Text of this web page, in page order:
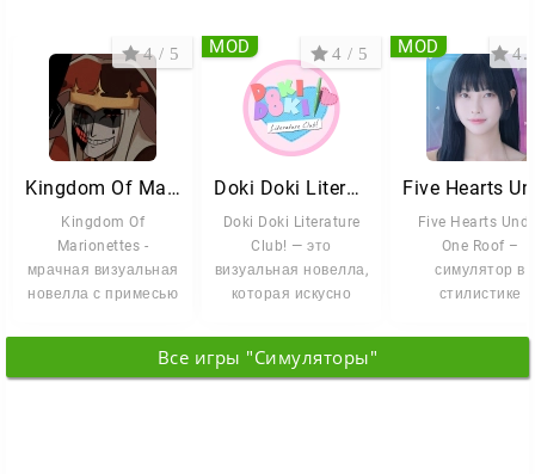
Kingdom Of Marionettes
Kingdom Of
Marionettes -
мрачная визуальная
новелла с примесью
хоррора, где вам
4 / 5
Doki Doki Literature Club!
Doki Doki Literature
Club! — это
визуальная новелла,
которая искусно
легкомысленным
4 / 5
MOD
Five Hearts
One Roof –
симулятор в
стилистике
где вам
MOD
Все игры "Симуляторы"